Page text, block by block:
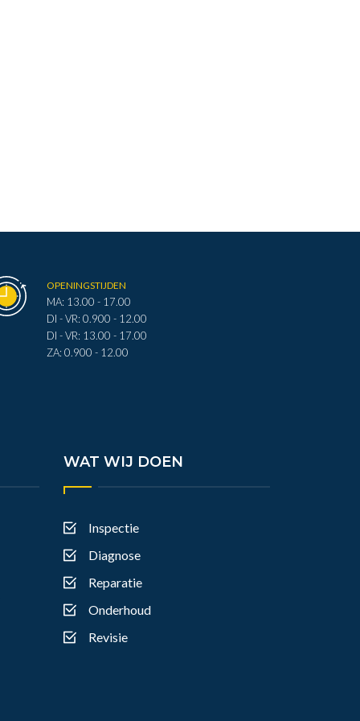
OPENINGSTIJDEN
MA: 13.00 - 17.00
DI - VR: 0.900 - 12.00
DI - VR: 13.00 - 17.00
ZA: 0.900 - 12.00
WAT WIJ DOEN
Inspectie
Diagnose
Reparatie
Onderhoud
Revisie